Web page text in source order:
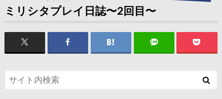
ミリシタプレイ日誌〜2回目〜